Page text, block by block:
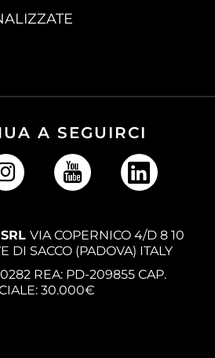
A SEGUIRCI
VIA COPERNICO 4/D 8 10
DI SACCO (PADOVA) ITALY
REA: PD-209855 CAP.
30.000€